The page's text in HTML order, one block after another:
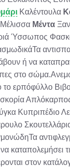
Καλέντουλα
Μέλισσα Μέντα
Ύσσωπος
ή να
στο
το ερπόφύλλο
Κυπριπέδιο
καταπολεμήσει
στον